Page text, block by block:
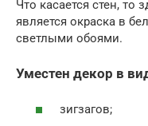
Что касается стен,
является окраска в
светлыми обоями.
Уместен декор в
зигзагов;